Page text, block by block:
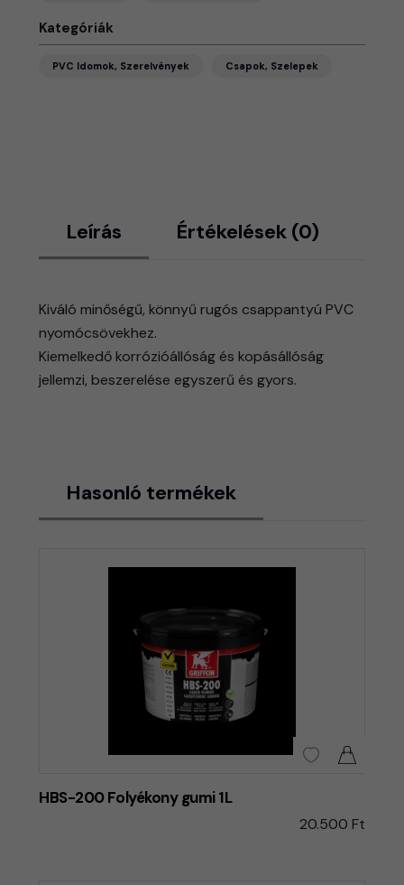
Kategóriák
PVC Idomok, Szerelvények Csapok, Szelepek
Leírás Értékelések (0)
Kiváló minőségű, könnyű rugós csappantyú PVC
nyomócsövekhez.
Kiemelkedő korrózióállóság és kopásállóság
jellemzi, beszerelése egyszerű és gyors.
Hasonló termékek
HBS-200 Folyékony gumi 1L
20.500 Ft